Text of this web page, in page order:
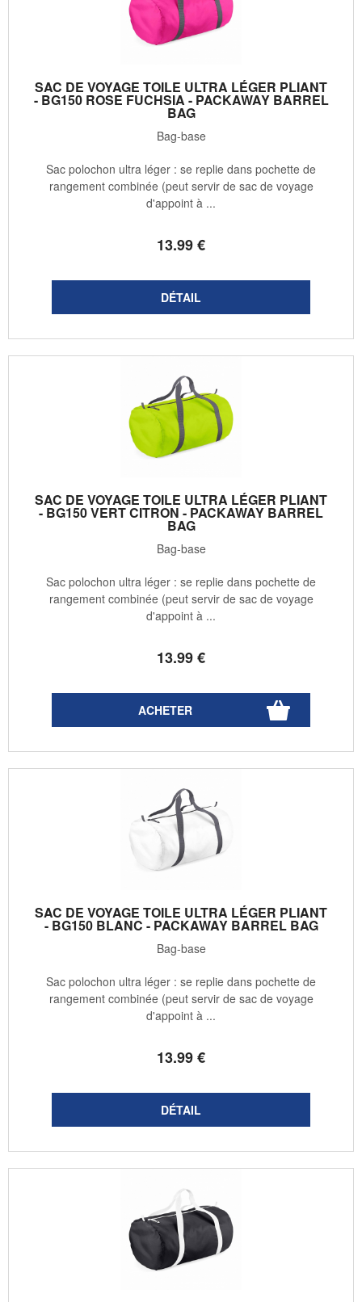
SAC DE VOYAGE TOILE ULTRA LÉGER PLIANT
- BG150 ROSE FUCHSIA - PACKAWAY BARREL
BAG
Bag-base
13.99€
Sac polochon ultra léger : se replie dans pochette de
rangement combinée (peut servir de sac de voyage
d'appoint à ...
SAC DE VOYAGE TOILE ULTRA LÉGER PLIANT
- BG150 VERT CITRON - PACKAWAY BARREL
BAG
Bag-base
13.99€
Sac polochon ultra léger : se replie dans pochette de
rangement combinée (peut servir de sac de voyage
d'appoint à ...
SAC DE VOYAGE TOILE ULTRA LÉGER PLIANT
- BG150 BLANC - PACKAWAY BARREL BAG
Bag-base
13.99€
Sac polochon ultra léger : se replie dans pochette de
rangement combinée (peut servir de sac de voyage
d'appoint à ...